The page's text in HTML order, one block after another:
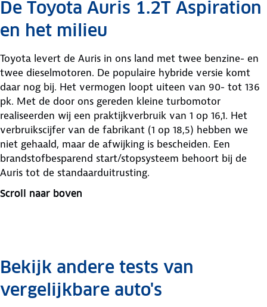
De Toyota Auris 1.2T Aspiration
en het milieu
Toyota levert de Auris in ons land met twee benzine- en
twee dieselmotoren. De populaire hybride versie komt
daar nog bij. Het vermogen loopt uiteen van 90- tot 136
pk. Met de door ons gereden kleine turbomotor
realiseerden wij een praktijkverbruik van 1 op 16,1. Het
verbruikscijfer van de fabrikant (1 op 18,5) hebben we
niet gehaald, maar de afwijking is bescheiden. Een
brandstofbesparend start/stopsysteem behoort bij de
Auris tot de standaarduitrusting.
Scroll naar boven
Bekijk andere tests van
vergelijkbare auto's